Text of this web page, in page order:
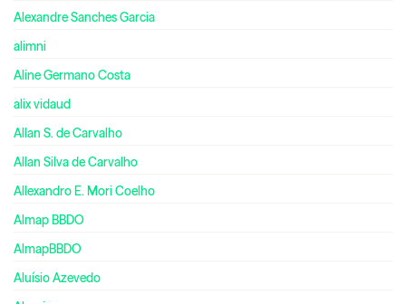
Alexandre Sanches Garcia
alimni
Aline Germano Costa
alix vidaud
Allan S. de Carvalho
Allan Silva de Carvalho
Allexandro E. Mori Coelho
Almap BBDO
AlmapBBDO
Aluísio Azevedo